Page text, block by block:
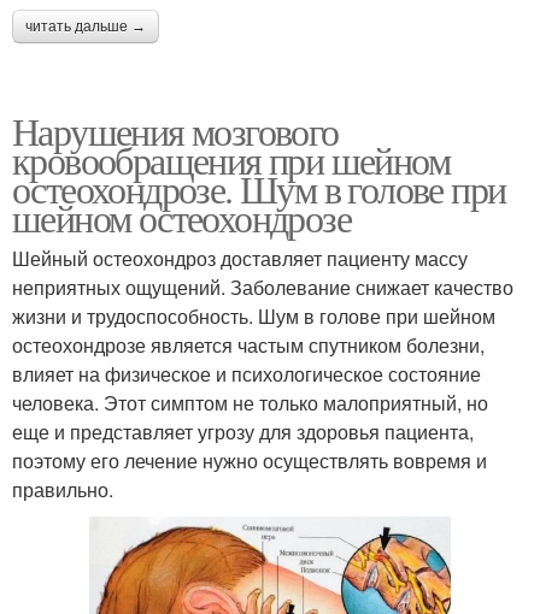
читать дальше →
Нарушения мозгового
кровообращения при шейном
остеохондрозе. Шум в голове при
шейном остеохондрозе
Шейный остеохондроз доставляет пациенту массу
неприятных ощущений. Заболевание снижает качество
жизни и трудоспособность. Шум в голове при шейном
остеохондрозе является частым спутником болезни,
влияет на физическое и психологическое состояние
человека. Этот симптом не только малоприятный, но
еще и представляет угрозу для здоровья пациента,
поэтому его лечение нужно осуществлять вовремя и
правильно.